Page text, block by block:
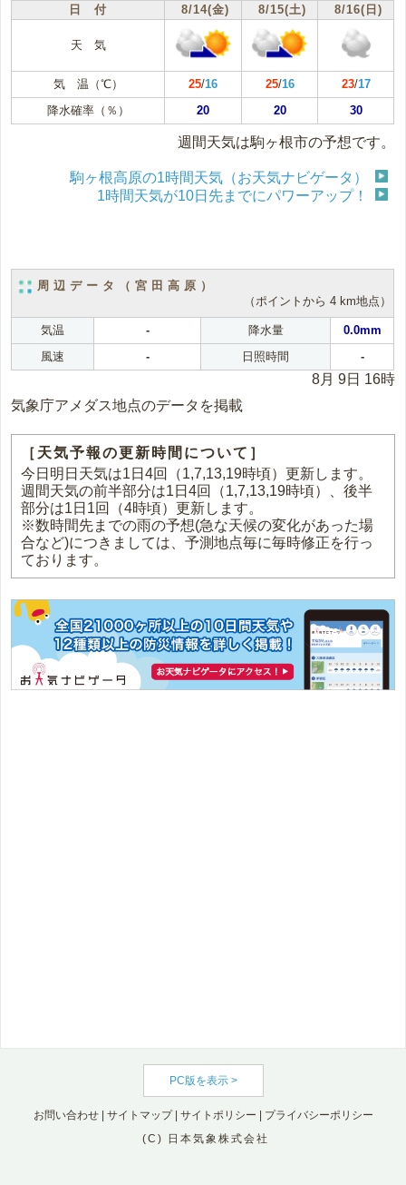
日 付 8/14(金) 8/15(土) 8/16(日)
天 気
気 温（℃） 25/16 25/16 23/17
降水確率（％）
20 20 30
週間天気は駒ヶ根市の予想です。
駒ヶ根高原の1時間天気（お天気ナビゲータ）
1時間天気が10日先までにパワーアップ！
周辺データ（宮田高原）
（ポイントから 4 km地点）
気温 - 降水量
0.0mm
風速
- 日照時間 -
8月 9日 16時
気象庁アメダス地点のデータを掲載
［天気予報の更新時間について］
今日明日天気は1日4回（1,7,13,19時頃）更新します。
週間天気の前半部分は1日4回（1,7,13,19時頃）、後半
部分は1日1回（4時頃）更新します。
※数時間先までの雨の予想(急な天候の変化があった場
合など)につきましては、予測地点毎に毎時修正を行っ
ております。
PC版を表示 >
お問い合わせ| サイトマップ| サイトポリシー
プライバシーポリシー
(C) 日本気象株式会社